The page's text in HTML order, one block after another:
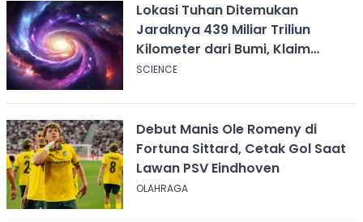
Lokasi Tuhan Ditemukan
Jaraknya 439 Miliar Triliun
Kilometer dari Bumi, Klaim
Ilmuwan Harvard
SCIENCE
Debut Manis Ole Romeny di
Fortuna Sittard, Cetak Gol Saat
Lawan PSV Eindhoven
OLAHRAGA